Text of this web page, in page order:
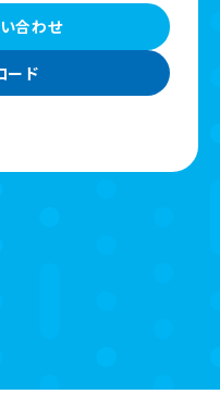
合わせ
ード